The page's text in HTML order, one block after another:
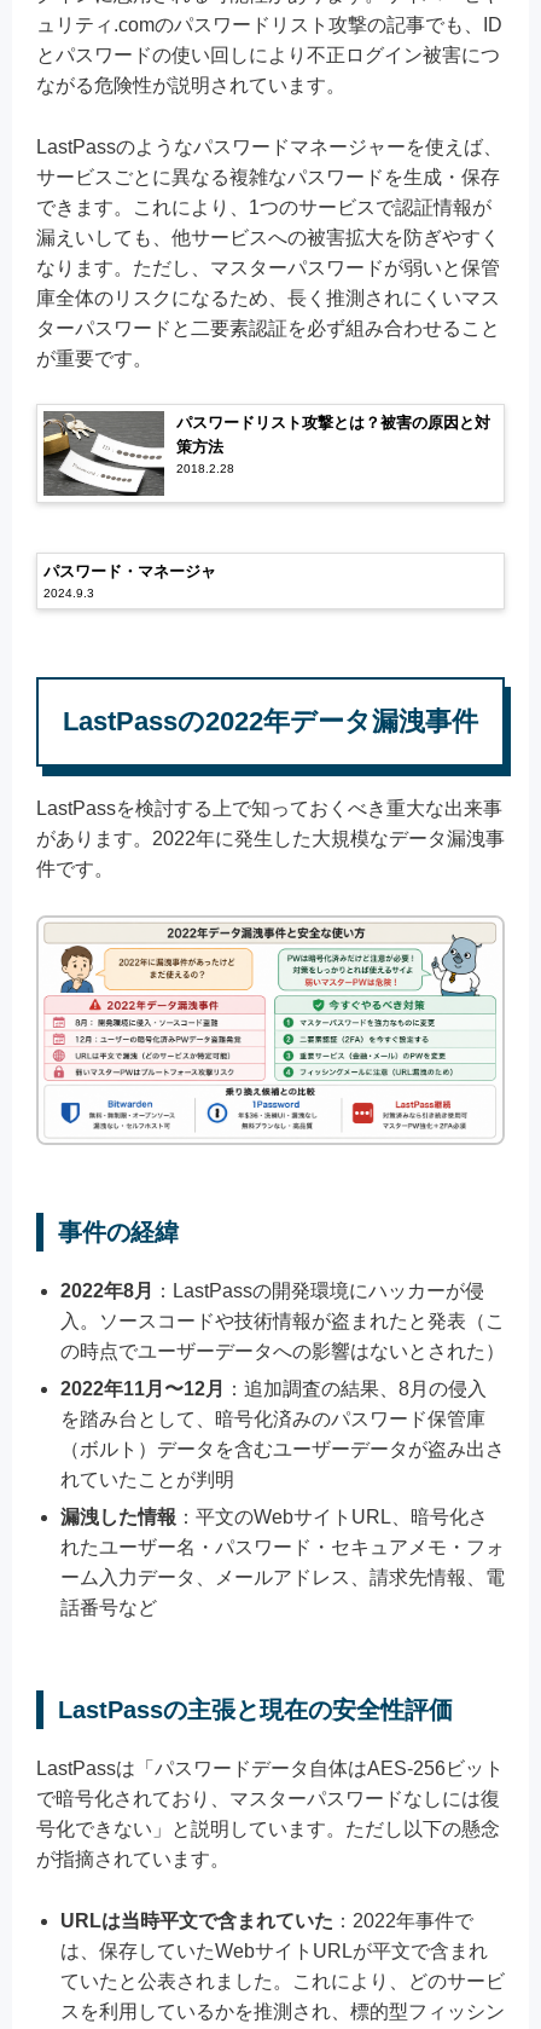
ュリティ.comのパスワードリスト攻撃の記事でも、ID
とパスワードの使い回しにより不正ログイン被害につ
ながる危険性が説明されています。
LastPassのようなパスワードマネージャーを使えば、
サービスごとに異なる複雑なパスワードを生成・保存
できます。これにより、1つのサービスで認証情報が
漏えいしても、他サービスへの被害拡大を防ぎやすく
なります。ただし、マスターパスワードが弱いと保管
庫全体のリスクになるため、長く推測されにくいマス
ターパスワードと二要素認証を必ず組み合わせること
が重要です。
パスワードリスト攻撃とは？被害の原因と対
策方法
2018.2.28
パスワード・マネージャ
2024.9.3
LastPassの2022年データ漏洩事件
LastPassを検討する上で知っておくべき重大な出来事
があります。2022年に発生した大規模なデータ漏洩事
件です。
事件の経緯
2022年8月
：LastPassの開発環境にハッカーが侵
入。ソースコードや技術情報が盗まれたと発表（こ
の時点でユーザーデータへの影響はないとされた）
2022年11月〜12月
：追加調査の結果、8月の侵入
を踏み台として、暗号化済みのパスワード保管庫
（ボルト）データを含むユーザーデータが盗み出さ
れていたことが判明
漏洩した情報 ：平文のWebサイトURL、暗号化さ
れたユーザー名・パスワード・セキュアメモ・フォ
ーム入力データ、メールアドレス、請求先情報、電
話番号など
LastPassの主張と現在の安全性評価
LastPassは「パスワードデータ自体はAES-256ビット
で暗号化されており、マスターパスワードなしには復
号化できない」と説明しています。ただし以下の懸念
が指摘されています。
URLは当時平文で含まれていた ：2022年事件で
は、保存していたWebサイトURLが平文で含まれ
ていたと公表されました。これにより、どのサービ
スを利用しているかを推測され、標的型フィッシン